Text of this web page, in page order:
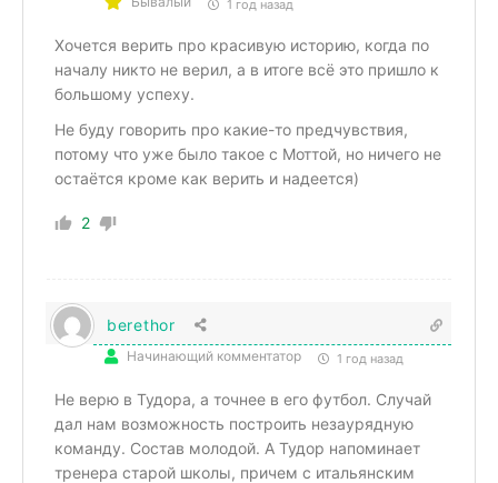
1 год назад
Хочется верить про красивую историю, когда по
началу никто не верил, а в итоге всё это пришло к
большому успеху.
Не буду говорить про какие-то предчувствия,
потому что уже было такое с Моттой, но ничего не
остаётся кроме как верить и надеется)
2
berethor
Начинающий комментатор 1 год назад
Не верю в Тудора, а точнее в его футбол. Случай
дал нам возможность построить незаурядную
команду. Состав молодой. А Тудор напоминает
тренера старой школы, причем с итальянским